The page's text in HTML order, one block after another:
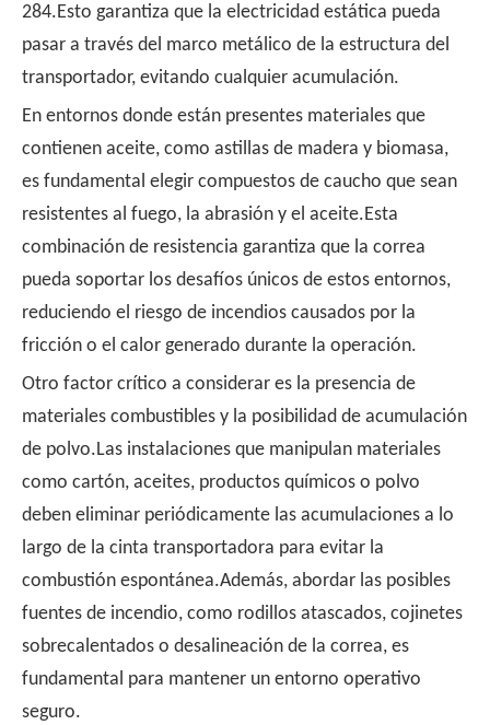
284.Esto garantiza que la electricidad estática pueda
pasar a través del marco metálico de la estructura del
transportador, evitando cualquier acumulación.
En entornos donde están presentes materiales que
contienen aceite, como astillas de madera y biomasa,
es fundamental elegir compuestos de caucho que sean
resistentes al fuego, la abrasión y el aceite.Esta
combinación de resistencia garantiza que la correa
pueda soportar los desafíos únicos de estos entornos,
reduciendo el riesgo de incendios causados ​​por la
fricción o el calor generado durante la operación.
Otro factor crítico a considerar es la presencia de
materiales combustibles y la posibilidad de acumulación
de polvo.Las instalaciones que manipulan materiales
como cartón, aceites, productos químicos o polvo
deben eliminar periódicamente las acumulaciones a lo
largo de la cinta transportadora para evitar la
combustión espontánea.Además, abordar las posibles
fuentes de incendio, como rodillos atascados, cojinetes
sobrecalentados o desalineación de la correa, es
fundamental para mantener un entorno operativo
seguro.